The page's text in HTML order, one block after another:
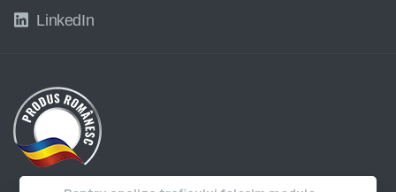
LinkedIn